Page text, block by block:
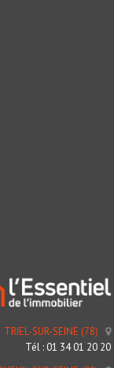
TRIEL-SUR-SEINE (78)
Tél : 01 34 01 20 20